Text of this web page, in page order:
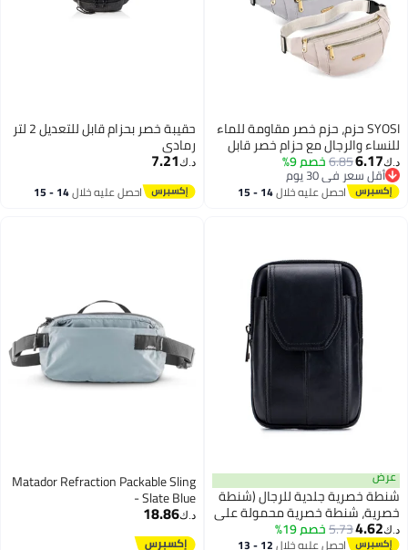
SYOSI حزم، حزم خصر مقاومة للماء
للنساء والرجال مع حزام خصر قابل
للتعديل لممارسة الرياضة والجري
والمشي والسفر 3 قطع
د.ك‏6.17
6.85خصم 9%
أقل سعر في 30 يوم
أقل سعر في 30 يوماحصل عليه خلال 14 - 15
حقيبة خصر بحزام قابل للتعديل 2 لتر
رمادي
د.ك‏7.21
احصل عليه خلال 14 - 15
عرض
شنطة خصرية جلدية للرجال (شنطة
خصرية، شنطة خصرية محمولة على
الخصر، شنطة هاتف) مع حلقة
د.ك‏4.62
5.73خصم 19%
احصل عليه خلال 12 - 13
Matador Refraction Packable Sling
- Slate Blue
د.ك‏18.86